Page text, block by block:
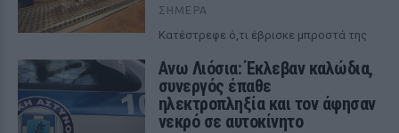
ΣΉΜΕΡΑ
Κατέστρεφε ό,τι έβρισκε μπροστά της
Ανω Λιόσια: Έκλεβαν καλώδια,
συνεργός έπαθε
ηλεκτροπληξία και τον άφησαν
νεκρό σε αυτοκίνητο